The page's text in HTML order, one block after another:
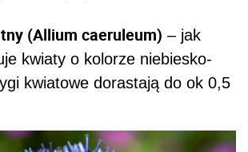
(Allium caeruleum) – jak
kwiaty o kolorze niebiesko-
kwiatowe dorastają do ok 0,5